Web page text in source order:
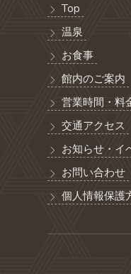
Top
温泉
お食事
館内のご案内
営業時間・料
交通アクセス
お知らせ・イ
お問い合わせ
個人情報保護